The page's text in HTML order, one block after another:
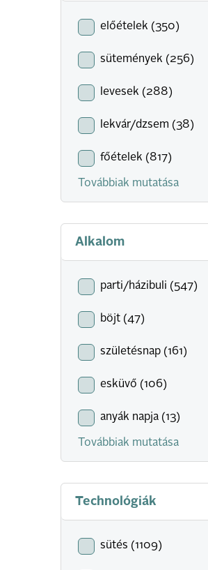
előételek (350)
sütemények (256)
levesek (288)
lekvár/dzsem (38)
főételek (817)
Továbbiak mutatása
Alkalom
parti/házibuli (547)
böjt (47)
születésnap (161)
esküvő (106)
anyák napja (13)
Továbbiak mutatása
Technológiák
sütés (1109)